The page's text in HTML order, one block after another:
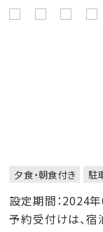
夕食・朝食付き 駐
設定期間：2024
予約受付けは、